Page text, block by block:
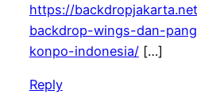
https://
backdrop-wings-dan-
konpo-indonesia/[…]
Reply